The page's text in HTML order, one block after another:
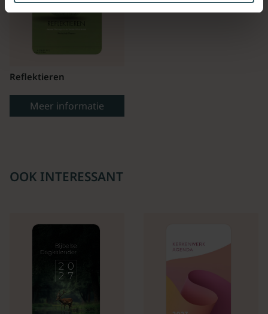
Reflektieren
Meer informatie
OOK INTERESSANT